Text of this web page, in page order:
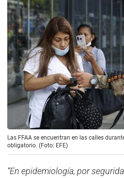
Las FFAA se encuentran en las calles
obligatorio. (Foto: EFE)
“En epidemiología, por